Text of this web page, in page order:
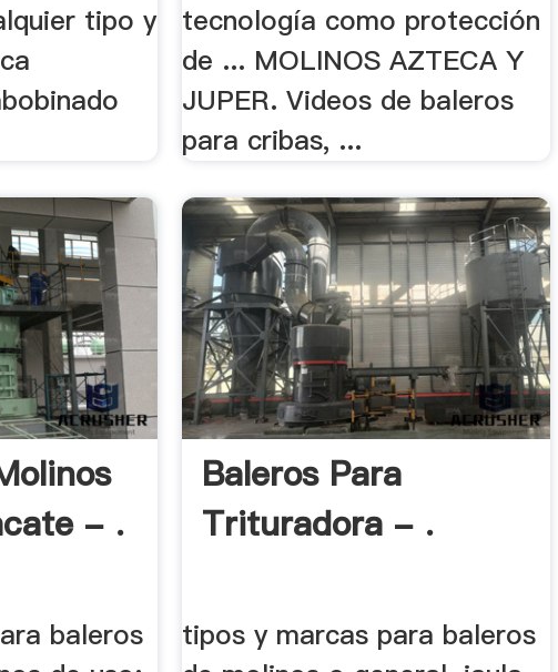
tipo y
tecnología como protección
de ... MOLINOS AZTECA Y
JUPER. Videos de baleros
para cribas, ...
- .
baleros
Baleros Para
Trituradora - .
tipos y marcas para baleros